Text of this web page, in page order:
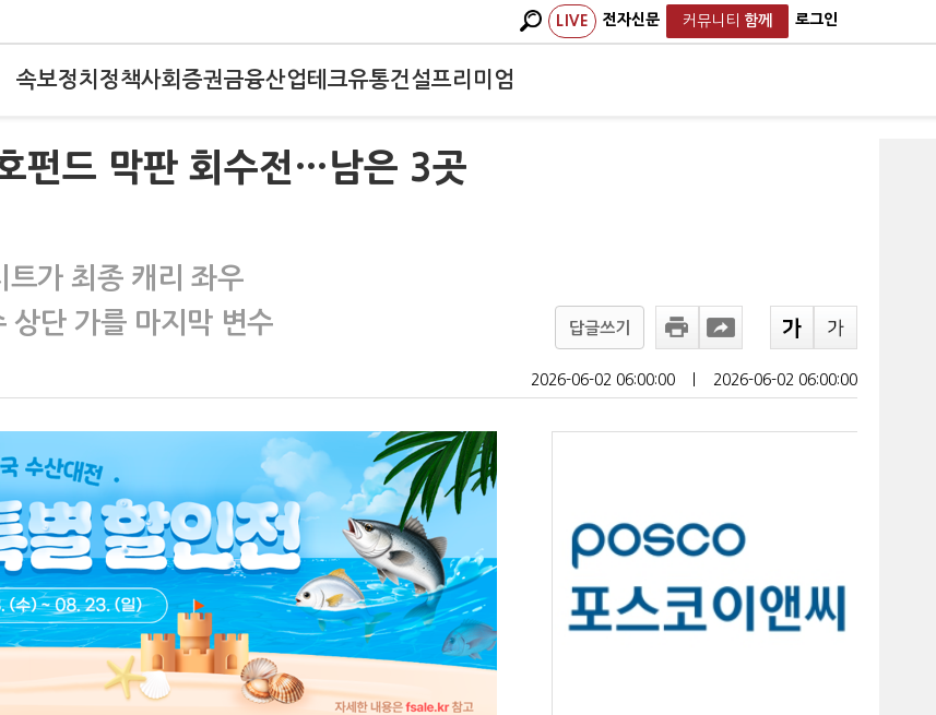
LIVE 전자신문 커뮤니티 함께 로그인
속보정치 정책사회 증권금융산업테크유통건설프리미엄
펀드 막판 회수전…남은 3곳
가 최종 캐리 좌우
상단 가를 마지막 변수
답글쓰기
2026-06-02 06:00:00 2026-06-02 06:00:00